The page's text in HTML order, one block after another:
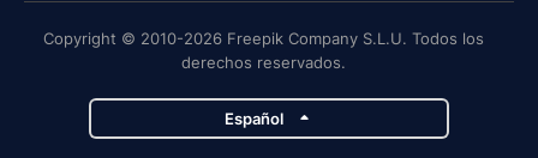
Copyright © 2010-2026 Freepik Company S.L.U. Todos los
derechos reservados.
Español